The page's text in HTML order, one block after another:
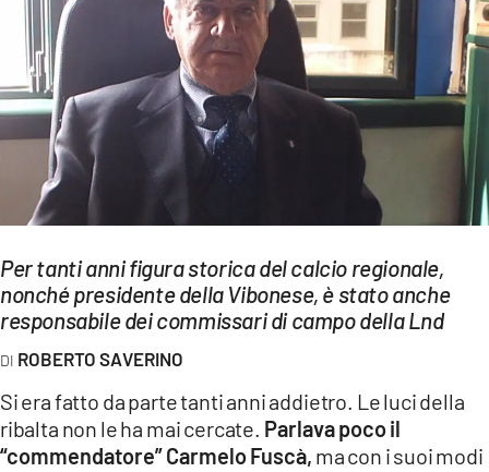
CULTURA
ECONOMIA E LAVORO
EVENTI
SPORT
Streaming
LAC NETWORK
LaC
Network
LACPLAY.IT
Per tanti anni figura storica del calcio regionale,
nonché presidente della Vibonese, è stato anche
responsabile dei commissari di campo della Lnd
ROBERTO SAVERINO
Si era fatto da parte tanti anni addietro. Le luci della
ribalta non le ha mai cercate. Parlava poco il
“commendatore” Carmelo Fuscà, ma con i suoi modi